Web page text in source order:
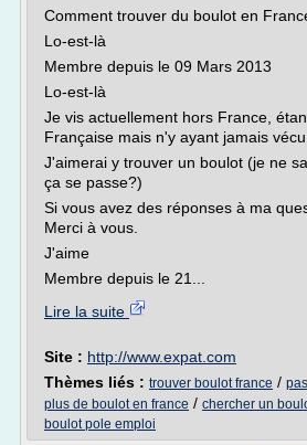
Comment trouver du boulot en
Lo-est-là
Membre depuis le 09 Mars 2013
Lo-est-là
Je vis actuellement hors France,
Française mais n'y ayant jamais vécu
J'aimerai y trouver un boulot (je ne
ça se passe?)
Si vous avez des réponses à ma
Merci à vous.
J'aime
Membre depuis le 21...
Lire la suite
Site : http://www.expat.com
Thèmes liés : trouver boulot france /
plus de boulot en france / chercher un
boulot pole emploi